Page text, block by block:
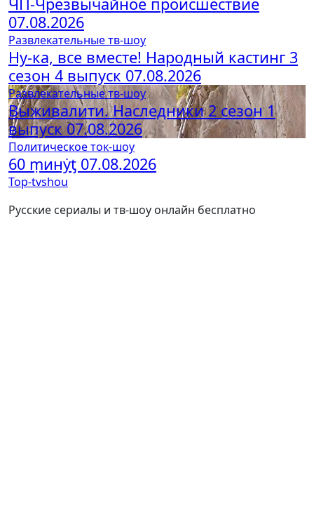
07.08.2026
Развлекательные тв-шоу
Ну-ка, все вместе! Народный кастинг 3
сезон 4 выпуск 07.08.2026
Развлекательные тв-шоу
Выживалити. Наследники 2 сезон 1
выпуск 07.08.2026
Политическое ток-шоу
60 ṃинẏƫ 07.08.2026
Top-tvshou
Русские сериалы и тв-шоу онлайн бесплатно